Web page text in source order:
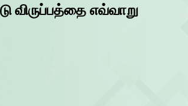
எவ்வாறு